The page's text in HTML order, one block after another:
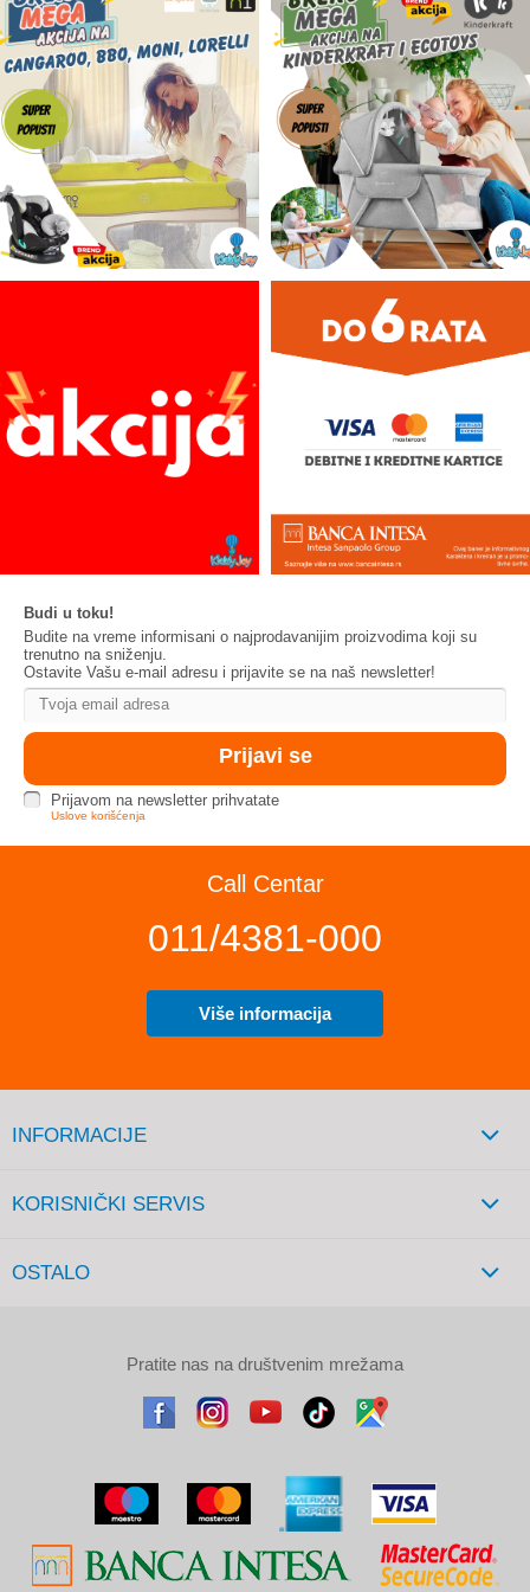
Budi u toku!
Budite na vreme informisani o najprodavanijim proizvodima koji su
trenutno na sniženju.
Ostavite Vašu e-mail adresu i prijavite se na naš newsletter!
Prijavom na newsletter prihvatate
Uslove korišćenja
Call Centar
011/4381-000
Više informacija
INFORMACIJE
KORISNIČKI SERVIS
OSTALO
Pratite nas na društvenim mrežama